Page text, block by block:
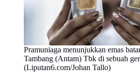
Pramuniaga menunjukkan emas
Tambang (Antam) Tbk di sebuah
(Liputan6.com/Johan Tallo)